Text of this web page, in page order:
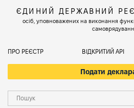
ЄДИНИЙ ДЕРЖАВНИЙ
осіб, уповноважених на виконання
ПРО РЕЄСТР ВІДКРИТИЙ АРІ
Подати